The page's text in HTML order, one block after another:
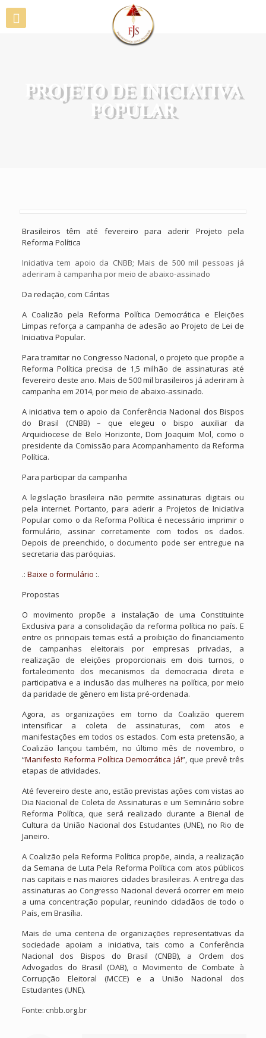
PROJETO DE INICIATIVA
POPULAR
Brasileiros têm até fevereiro para aderir Projeto pela
Reforma Política
Iniciativa tem apoio da CNBB; Mais de 500 mil pessoas já
aderiram à campanha por meio de abaixo-assinado
Da redação, com Cáritas
A Coalizão pela Reforma Política Democrática e Eleições
Limpas reforça a campanha de adesão ao Projeto de Lei de
Iniciativa Popular.
Para tramitar no Congresso Nacional, o projeto que propõe a
Reforma Política precisa de 1,5 milhão de assinaturas até
fevereiro deste ano. Mais de 500 mil brasileiros já aderiram à
campanha em 2014, por meio de abaixo-assinado.
A iniciativa tem o apoio da Conferência Nacional dos Bispos
do Brasil (CNBB) – que elegeu o bispo auxiliar da
Arquidiocese de Belo Horizonte, Dom Joaquim Mol, como o
presidente da Comissão para Acompanhamento da Reforma
Política.
Para participar da campanha
A legislação brasileira não permite assinaturas digitais ou
pela internet. Portanto, para aderir a Projetos de Iniciativa
Popular como o da Reforma Política é necessário imprimir o
formulário, assinar corretamente com todos os dados.
Depois de preenchido, o documento pode ser entregue na
secretaria das paróquias.
.: Baixe o formulário :.
Propostas
O movimento propõe a instalação de uma Constituinte
Exclusiva para a consolidação da reforma política no país. E
entre os principais temas está a proibição do financiamento
de campanhas eleitorais por empresas privadas, a
realização de eleições proporcionais em dois turnos, o
fortalecimento dos mecanismos da democracia direta e
participativa e a inclusão das mulheres na política, por meio
da paridade de gênero em lista pré-ordenada.
Agora, as organizações em torno da Coalizão querem
intensificar a coleta de assinaturas, com atos e
manifestações em todos os estados. Com esta pretensão, a
Coalizão lançou também, no último mês de novembro, o
“Manifesto Reforma Política Democrática Já!”, que prevê três
etapas de atividades.
Até fevereiro deste ano, estão previstas ações com vistas ao
Dia Nacional de Coleta de Assinaturas e um Seminário sobre
Reforma Política, que será realizado durante a Bienal de
Cultura da União Nacional dos Estudantes (UNE), no Rio de
Janeiro.
A Coalizão pela Reforma Política propõe, ainda, a realização
da Semana de Luta Pela Reforma Política com atos públicos
nas capitais e nas maiores cidades brasileiras. A entrega das
assinaturas ao Congresso Nacional deverá ocorrer em meio
a uma concentração popular, reunindo cidadãos de todo o
País, em Brasília.
Mais de uma centena de organizações representativas da
sociedade apoiam a iniciativa, tais como a Conferência
Nacional dos Bispos do Brasil (CNBB), a Ordem dos
Advogados do Brasil (OAB), o Movimento de Combate à
Corrupção Eleitoral (MCCE) e a União Nacional dos
Estudantes (UNE).
Fonte: cnbb.org.br